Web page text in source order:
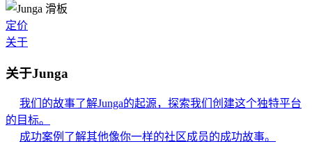
定价
关于
关于Junga
我们的故事了解Junga的起源，探索我们创建这个独特平台
的目标。
成功案例 了解其他像你一样的社区成员的成功故事。